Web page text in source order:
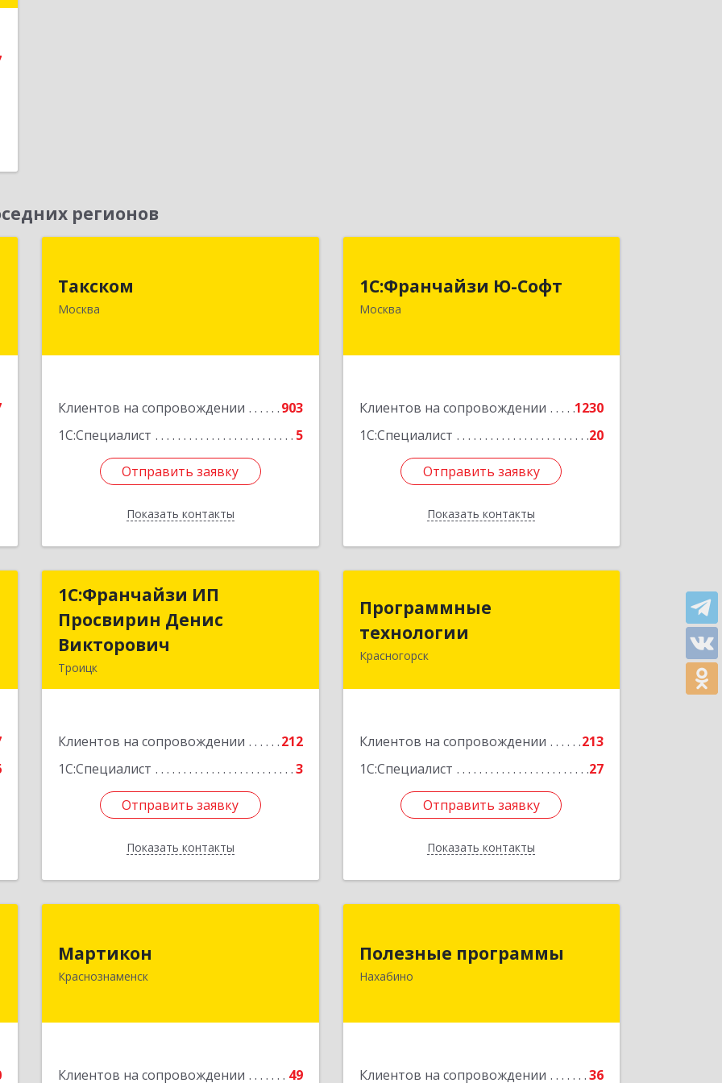
регионов
Такском
Москва
Клиентов на сопровождении
903
1С:Специалист
5
Отправить заявку
Показать контакты
Подробнее
Отправить заявку
Назад
1С:Франчайзи Ю-Софт
Москва
Клиентов на сопровождении
1230
1С:Специалист
20
Отправить заявку
Показать контакты
117149, Москва г, вн.тер.г.
Отправить заявку
Назад
1C:Франчайзи ИП
Просвирин Денис
Викторович
Троицк
Клиентов на сопровождении
212
1С:Специалист
3
Отправить заявку
Показать контакты
1C:Франчайзи ИП
Просвирин Денис
Подробнее
Отправить заявку
Назад
Программные
технологии
Красногорск
Клиентов на сопровождении
213
1С:Специалист
27
Отправить заявку
Показать контакты
Подробнее
Отправить заявку
Назад
Мартикон
Краснознаменск
Клиентов на сопровождении 49
Краснознаменск г, Краснознаменная
Полезные программы
Нахабино
Клиентов на сопровождении
36
143432, Московская обл,
Красногорский р-н, Нахабино рп,